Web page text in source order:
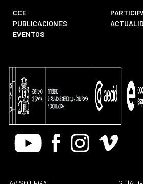
CCE
PUBLICACIONES
EVENTOS
Youtube FacebookInstagram
Vimeo